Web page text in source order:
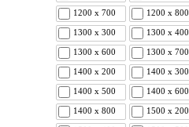
1200 x 700 1200 x 800
1300 x 300 1300 x 400
1300 x 600 1300 x 700
1400 x 200 1400 x 300
1400 x 500 1400 x 600
1400 x 800 1500 x 200